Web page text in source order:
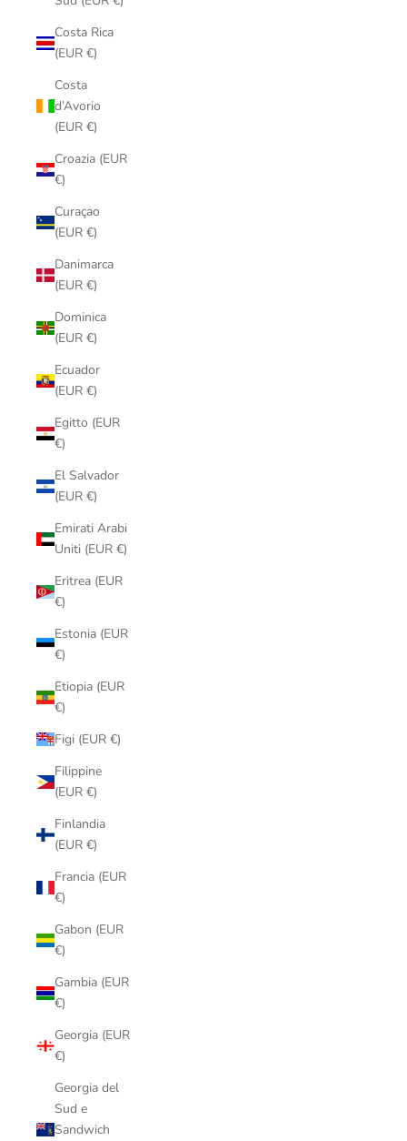
Costa Rica
(EUR €)
Costa
d’Avorio
(EUR €)
Croazia (EUR
€)
Curaçao
(EUR €)
Danimarca
(EUR €)
Dominica
(EUR €)
Ecuador
(EUR €)
Egitto (EUR
€)
El Salvador
(EUR €)
Emirati Arabi
Uniti (EUR €)
Eritrea (EUR
€)
Estonia (EUR
€)
Etiopia (EUR
€)
Figi (EUR €)
Filippine
(EUR €)
Finlandia
(EUR €)
Francia (EUR
€)
Gabon (EUR
€)
Gambia (EUR
€)
Georgia (EUR
€)
Georgia del
Sud e
Sandwich